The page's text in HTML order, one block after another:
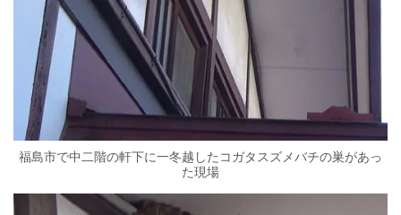
福島市で中二階の軒下に一冬越したコガタスズメバチの巣があっ
た現場